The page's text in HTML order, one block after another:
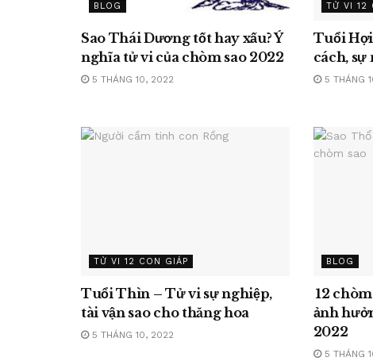
BLOG
Sao Thái Dương tốt hay xấu? Ý
nghĩa tử vi của chòm sao 2022
5 THÁNG 10, 2022
TỬ VI 12
Tuổi
cách,
5 THÁNG
TỬ VI 12 CON GIÁP
Tuổi Thìn – Tử vi sự nghiệp,
tài vận sao cho thăng hoa
5 THÁNG 10, 2022
BLOG
12
ảnh
2022
5 THÁNG